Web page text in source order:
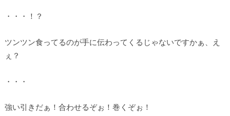
・・・！？
ツンツン食ってるのが手に伝わってくるじゃないですかぁ、え
ぇ？
・・・
強い引きだぁ！合わせるぞぉ！巻くぞぉ！